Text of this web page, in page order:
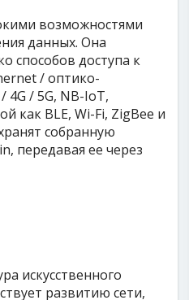
возможностями
данных. Она
способов доступа к
/ оптико-
4G / 5G, NB-IoT,
как BLE, Wi-Fi, ZigBee и
собранную
передавая ее через
искусственного
развитию сети,